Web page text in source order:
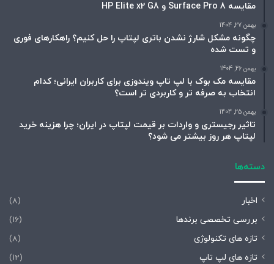
مقایسه Surface Pro 8 و HP Elite x2 G8
بهمن 27, 1404
چگونه مشکل شارژ نشدن باتری لپتاپ را حل کنیم؟ راهکارهای فوری
و تست شده
بهمن 26, 1404
مقایسه مک بوک با لپ تاپ ویندوزی برای کاربران ایرانی؛ کدام
انتخاب به صرفه تر و کاربردی تر است؟
بهمن 25, 1404
تاثیر رجیستری و واردات بر قیمت لپتاپ در ایران؛ چرا هزینه خرید
لپتاپ هر روز بیشتر می شود؟
دسته‌ها
اخبار
(8)
بررسی تخصصی برندها
(16)
تازه های تکنولوژی
(8)
تازه های لپ تاپ
(12)